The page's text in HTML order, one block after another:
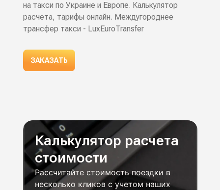
на такси по Украине и Европе. Калькулятор
расчета, тарифы онлайн. Междугороднее
трансфер такси - LuxEuroTransfer
ЗАКАЗАТЬ
Калькулятор расчета
стоимости
Рассчитайте стоимость поездки в
несколько кликов с учетом наших